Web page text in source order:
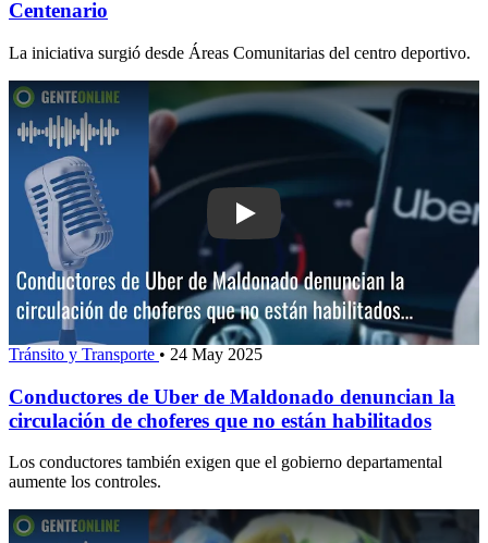
Centenario
La iniciativa surgió desde Áreas Comunitarias del centro deportivo.
Play: Conductores de Uber de
Tránsito y Transporte • 24 May 2025
Conductores de Uber de Maldonado denuncian la
circulación de choferes que no están habilitados
Los conductores también exigen que el gobierno departamental
aumente los controles.